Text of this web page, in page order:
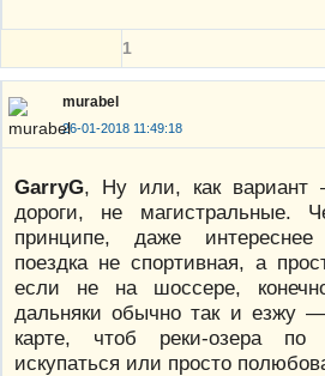
1
murabel
26-01-2018 11:49:18
GarryG, Ну или, как вариант
дороги, не магистральные.
принципе, даже
поездка не спортивная, а
если не на шоссере,
дальняки обычно так и езжу
карте, чтоб реки-озера по
искупаться или просто